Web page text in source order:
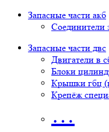
Запасные части акб
Соединители
Запасные части двс
Двигатели в
Блоки
Крышки гбц
Крепёж
…